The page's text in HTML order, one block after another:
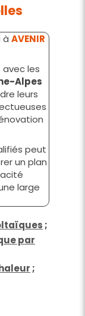
à AVENIR
les
Alpes
leurs
peut
un plan
large
;
par
;